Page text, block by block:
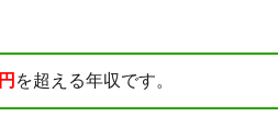
を超える年収です。